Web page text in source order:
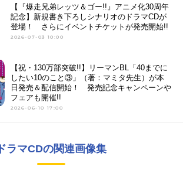
【『爆走兄弟レッツ＆ゴー!!』アニメ化30周年
記念】新規書き下ろしシナリオのドラマCDが
登場！ さらにイベントチケットが発売開始!!
2026-07-03 10:00
【祝・130万部突破!!】リーマンBL「40までに
したい10のこと③」（著：マミタ先生）が本
日発売＆配信開始！ 発売記念キャンペーンや
フェアも開催!!
2026-06-10 17:00
ドラマCDの関連画像集